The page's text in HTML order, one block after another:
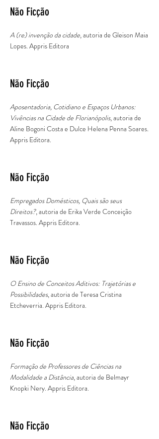
Não Ficção
A (re) invenção da cidade, autoria de Gleison Maia
Lopes. Appris Editora
Não Ficção
Aposentadoria, Cotidiano e Espaços Urbanos:
Vivências na Cidade de Florianópolis, autoria de
Aline Bogoni Costa e Dulce Helena Penna Soares.
Appris Editora.
Não Ficção
Empregados Domésticos, Quais são seus
Direitos?, autoria de Erika Verde Conceição
Travassos. Appris Editora.
Não Ficção
O Ensino de Conceitos Aditivos: Trajetórias e
Possibilidades, autoria de Teresa Cristina
Etcheverria. Appris Editora.
Não Ficção
Formação de Professores de Ciências na
Modalidade a Distância, autoria de Belmayr
Knopki Nery. Appris Editora.
Não Ficção